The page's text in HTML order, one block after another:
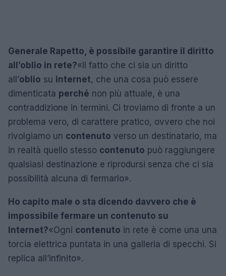
Generale Rapetto, è possibile garantire il diritto
all’oblio in rete?«Il fatto che ci sia un diritto
all’oblio su internet, che una cosa può essere
dimenticata perché non più attuale, è una
contraddizione in termini. Ci troviamo di fronte a un
problema vero, di carattere pratico, ovvero che noi
rivolgiamo un contenuto verso un destinatario, ma
in realtà quello stesso contenuto può raggiungere
qualsiasi destinazione e riprodursi senza che ci sia
possibilità alcuna di fermarlo».
Ho capito male o sta dicendo davvero che è
impossibile fermare un contenuto su
Internet?«Ogni contenuto in rete è come una una
torcia elettrica puntata in una galleria di specchi. Si
replica all’infinito».